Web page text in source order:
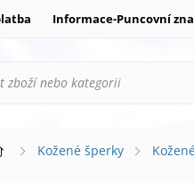
Informace-Puncovní
Kožené šperky